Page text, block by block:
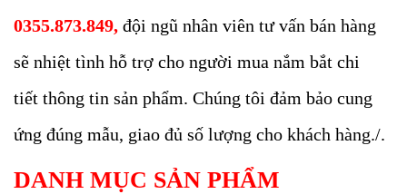
0355.873.849, đội ngũ nhân viên tư vấn bán hàng
sẽ nhiệt tình hỗ trợ cho người mua nắm bắt chi
tiết thông tin sản phẩm. Chúng tôi đảm bảo cung
ứng đúng mẫu, giao đủ số lượng cho khách hàng./.
DANH MỤC SẢN PHẨM